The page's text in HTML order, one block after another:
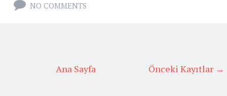
NO COMMENTS
Önceki Kayıtlar →
Ana Sayfa